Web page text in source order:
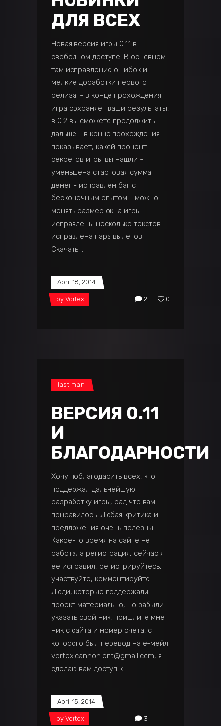
ДЛЯ ВСЕХ
Новая версия игры 0.11 в
свободном доступе. В основном
там исправление ошибок и
мелкие доработки первого
релиза: - в конце прохождения
игра сохраняет ваши результаты,
в 0.2 вы сможете продолжить
дальше - в конце прохождения
показывает, какой процент
секретов игры вы нашли -
уменьшена стартовая сумма
денег - исправлен баг с
бесконечным опытом - можно
менять размер окна игры -
исправлены несколько текстов -
исправлена пара вылетов
Скачать
April 18, 2014
by Vortex 2 0
last man
ВЕРСИЯ 0.11
И
БЛАГОДАРНОСТИ
Хочу поблагодарить всех, кто
поддержал дальнейшую
разработку игры, рад что вам
понравилось. Любая критика и
предложения очень полезны.
Какое-то время на сайте не
работала регистрация, сейчас я
ее исправил, регистрируйтесь,
участвуйте, комментируйте.
Люди, которые поддержали
проект материально, но забыли
указать свой ник, пришлите мне
ник с сайта и номер счета, с
которого был перевод на е-мейл
vortex.cannon.ent@gmail.com, я
сделаю вам доступ к
April 15, 2014
by Vortex 3